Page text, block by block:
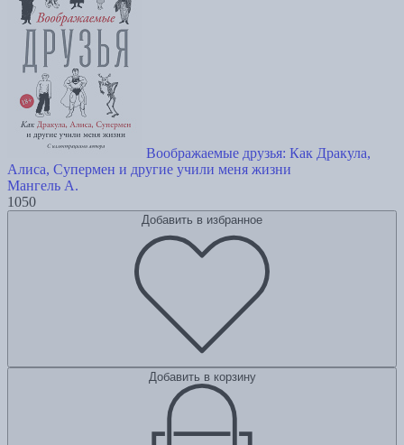
Воображаемые друзья: Как Дракула,
Алиса, Супермен и другие учили меня жизни
Мангель А.
1050
Добавить в избранное
Добавить в корзину